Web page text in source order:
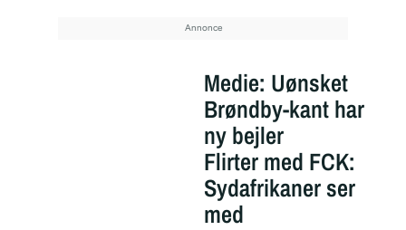
Medie: Uønsket
Brøndby-kant har
ny bejler
Flirter med FCK:
Sydafrikaner ser
med